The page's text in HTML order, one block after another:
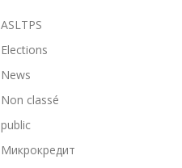
ASLTPS
Elections
News
Non classé
public
Микрокредит